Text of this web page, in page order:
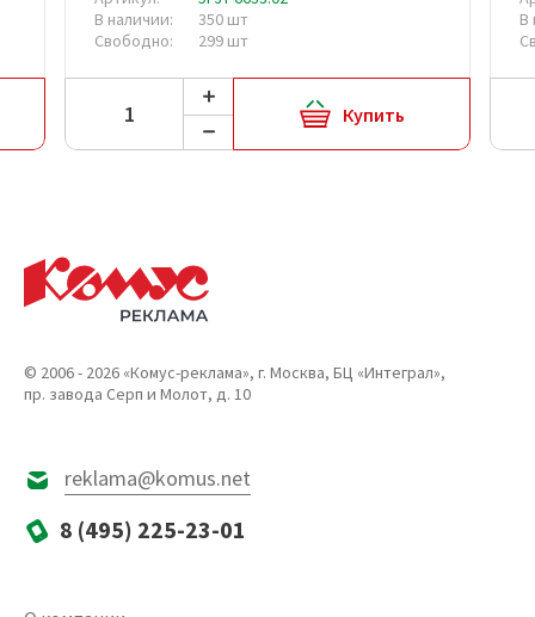
В наличии:
350 шт
Свободно:
299 шт
Купить
В
© 2006 - 2026 «Комус-реклама», г. Москва, БЦ «Интеграл»,
пр. завода Серп и Молот, д. 10
reklama@komus.net
8 (495) 225-23-01